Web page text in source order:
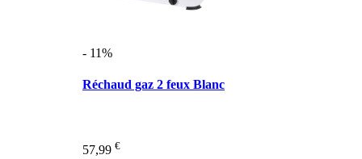
- 11%
Réchaud gaz 2 feux Blanc
57,99 €